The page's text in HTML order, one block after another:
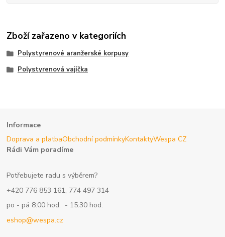
Zboží zařazeno v kategoriích
Polystyrenové aranžerské korpusy
Polystyrenová vajíčka
Informace
Doprava a platbaObchodní podmínkyKontaktyWespa CZ
Rádi Vám poradíme
Potřebujete radu s výběrem?
+420 776 853 161, 774 497 314
po - pá 8:00 hod. - 15:30 hod.
eshop@wespa.cz